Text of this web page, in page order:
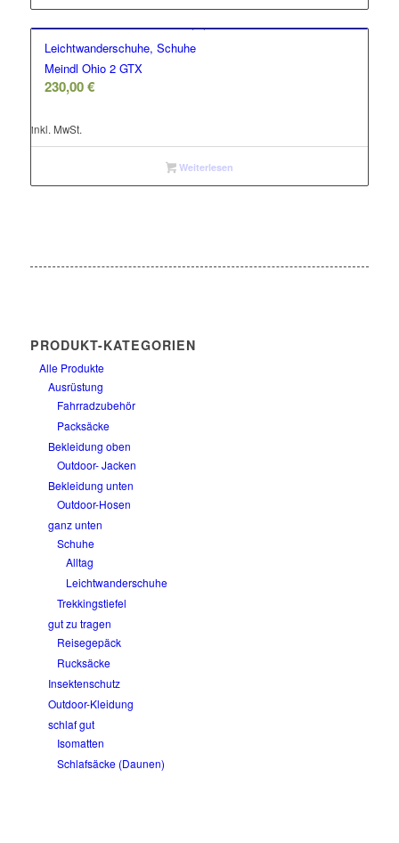
Leichtwanderschuhe, Schuhe
Meindl Ohio 2 GTX
230,00€
inkl. MwSt.
Weiterlesen
PRODUKT-KATEGORIEN
Alle Produkte
Ausrüstung
Fahrradzubehör
Packsäcke
Bekleidung oben
Outdoor- Jacken
Bekleidung unten
Outdoor-Hosen
ganz unten
Schuhe
Alltag
Leichtwanderschuhe
Trekkingstiefel
gut zu tragen
Reisegepäck
Rucksäcke
Insektenschutz
Outdoor-Kleidung
schlaf gut
Isomatten
Schlafsäcke (Daunen)